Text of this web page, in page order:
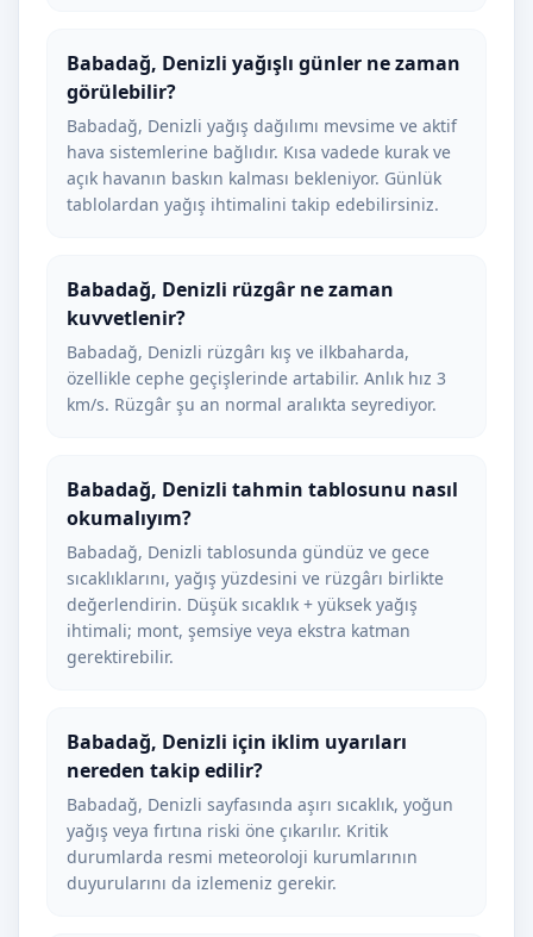
Babadağ, Denizli yağışlı günler ne zaman
görülebilir?
Babadağ, Denizli yağış dağılımı mevsime ve aktif
hava sistemlerine bağlıdır. Kısa vadede kurak ve
açık havanın baskın kalması bekleniyor. Günlük
tablolardan yağış ihtimalini takip edebilirsiniz.
Babadağ, Denizli rüzgâr ne zaman
kuvvetlenir?
Babadağ, Denizli rüzgârı kış ve ilkbaharda,
özellikle cephe geçişlerinde artabilir. Anlık hız 3
km/s. Rüzgâr şu an normal aralıkta seyrediyor.
Babadağ, Denizli tahmin tablosunu nasıl
okumalıyım?
Babadağ, Denizli tablosunda gündüz ve gece
sıcaklıklarını, yağış yüzdesini ve rüzgârı birlikte
değerlendirin. Düşük sıcaklık + yüksek yağış
ihtimali; mont, şemsiye veya ekstra katman
gerektirebilir.
Babadağ, Denizli için iklim uyarıları
nereden takip edilir?
Babadağ, Denizli sayfasında aşırı sıcaklık, yoğun
yağış veya fırtına riski öne çıkarılır. Kritik
durumlarda resmi meteoroloji kurumlarının
duyurularını da izlemeniz gerekir.